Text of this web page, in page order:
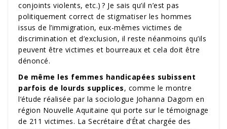
conjoints violents, etc.) ? Je sais qu’il n’est pas
politiquement correct de stigmatiser les hommes
issus de l’immigration, eux-mêmes victimes de
discrimination et d’exclusion, il reste néanmoins qu’ils
peuvent être victimes et bourreaux et cela doit être
dénoncé.
De même les femmes handicapées subissent
parfois de lourds supplices, comme le montre
l’étude réalisée par la sociologue Johanna Dagorn en
région Nouvelle Aquitaine qui porte sur le témoignage
de 211 victimes. La Secrétaire d’État chargée des